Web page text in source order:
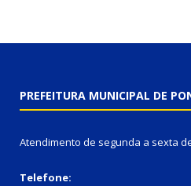
PREFEITURA MUNICIPAL DE
Atendimento de segunda a sexta
Telefone: